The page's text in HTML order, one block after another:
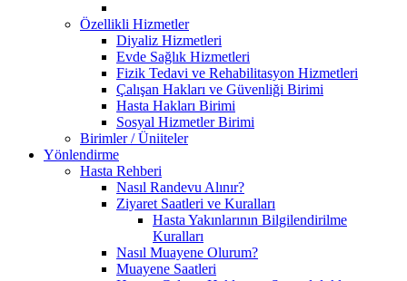
Özellikli Hizmetler
Diyaliz Hizmetleri
Evde Sağlık Hizmetleri
Fizik Tedavi ve Rehabilitasyon Hizmetleri
Çalışan Hakları ve Güvenliği Birimi
Hasta Hakları Birimi
Sosyal Hizmetler Birimi
Birimler / Üniiteler
Yönlendirme
Hasta Rehberi
Nasıl Randevu Alınır?
Ziyaret Saatleri ve Kuralları
Hasta Yakınlarının Bilgilendirilme
Kuralları
Nasıl Muayene Olurum?
Muayene Saatleri